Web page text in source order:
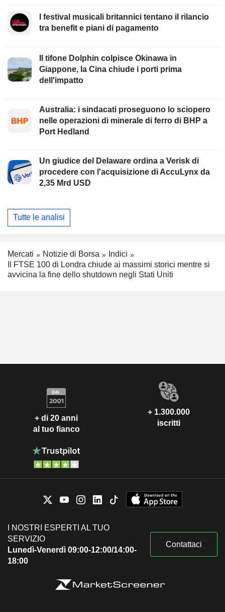
I festival musicali britannici tentano il rilancio
tra benefit e piani di pagamento
Il tifone Dolphin colpisce Okinawa in
Giappone, la Cina chiude i porti prima
dell'impatto
Australia: i sindacati proseguono lo sciopero
nelle operazioni di minerale di ferro di BHP a
Port Hedland
Un giudice del Delaware ordina a Verisk di
procedere con l'acquisizione di AccuLynx da
2,35 Mrd USD
Tutte le analisi
Mercati Notizie di Borsa
Indici
Il FTSE 100 di Londra chiude ai massimi storici mentre si
avvicina la fine dello shutdown negli Stati Uniti
+ di 20 anni
al tuo fianco
+ 1.300.000
iscritti
I NOSTRI ESPERTI AL TUO
SERVIZIO
Lunedì-Venerdì 09:00-12:00/14:00-
18:00
Contattaci